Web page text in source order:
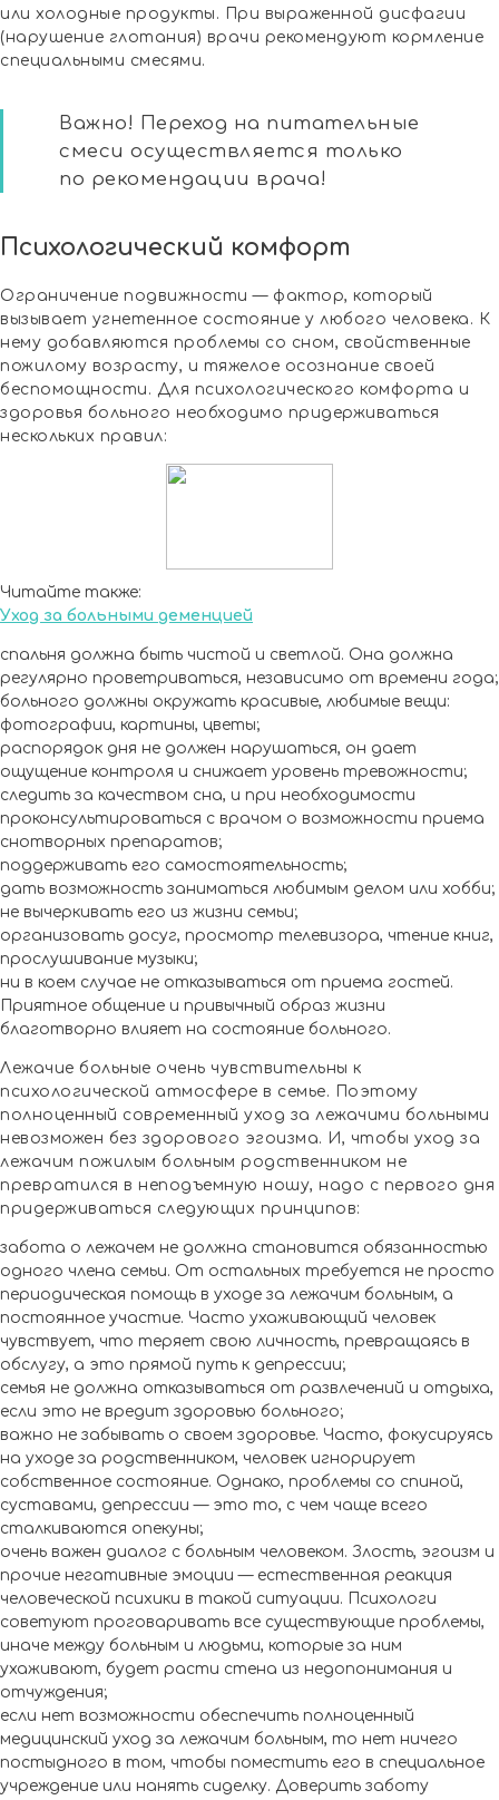
или холодные продукты. При выраженной дисфагии
(нарушение глотания) врачи рекомендуют кормление
специальными смесями.
Важно! Переход на питательные
смеси осуществляется только
по рекомендации врача!
Психологический комфорт
Ограничение подвижности — фактор, который
вызывает угнетенное состояние у любого человека. К
нему добавляются проблемы со сном, свойственные
пожилому возрасту, и тяжелое осознание своей
беспомощности. Для психологического комфорта и
здоровья больного необходимо придерживаться
нескольких правил:
Читайте также:
Уход за больными деменцией
спальня должна быть чистой и светлой. Она должна
регулярно проветриваться, независимо от времени года;
больного должны окружать красивые, любимые вещи:
фотографии, картины, цветы;
распорядок дня не должен нарушаться, он дает
ощущение контроля и снижает уровень тревожности;
следить за качеством сна, и при необходимости
проконсультироваться с врачом о возможности приема
снотворных препаратов;
поддерживать его самостоятельность;
дать возможность заниматься любимым делом или хобби;
не вычеркивать его из жизни семьи;
организовать досуг, просмотр телевизора, чтение книг,
прослушивание музыки;
ни в коем случае не отказываться от приема гостей.
Приятное общение и привычный образ жизни
благотворно влияет на состояние больного.
Лежачие больные очень чувствительны к
психологической атмосфере в семье. Поэтому
полноценный современный уход за лежачими больными
невозможен без здорового эгоизма. И, чтобы уход за
лежачим пожилым больным родственником не
превратился в неподъемную ношу, надо с первого дня
придерживаться следующих принципов:
забота о лежачем не должна становится обязанностью
одного члена семьи. От остальных требуется не просто
периодическая помощь в уходе за лежачим больным, а
постоянное участие. Часто ухаживающий человек
чувствует, что теряет свою личность, превращаясь в
обслугу, а это прямой путь к депрессии;
семья не должна отказываться от развлечений и отдыха,
если это не вредит здоровью больного;
важно не забывать о своем здоровье. Часто, фокусируясь
на уходе за родственником, человек игнорирует
собственное состояние. Однако, проблемы со спиной,
суставами, депрессии — это то, с чем чаще всего
сталкиваются опекуны;
очень важен диалог с больным человеком. Злость, эгоизм и
прочие негативные эмоции — естественная реакция
человеческой психики в такой ситуации. Психологи
советуют проговаривать все существующие проблемы,
иначе между больным и людьми, которые за ним
ухаживают, будет расти стена из недопонимания и
отчуждения;
если нет возможности обеспечить полноценный
медицинский уход за лежачим больным, то нет ничего
постыдного в том, чтобы поместить его в специальное
учреждение или нанять сиделку. Доверить заботу